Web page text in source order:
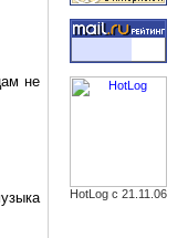
не
HotLog с 21.11.06